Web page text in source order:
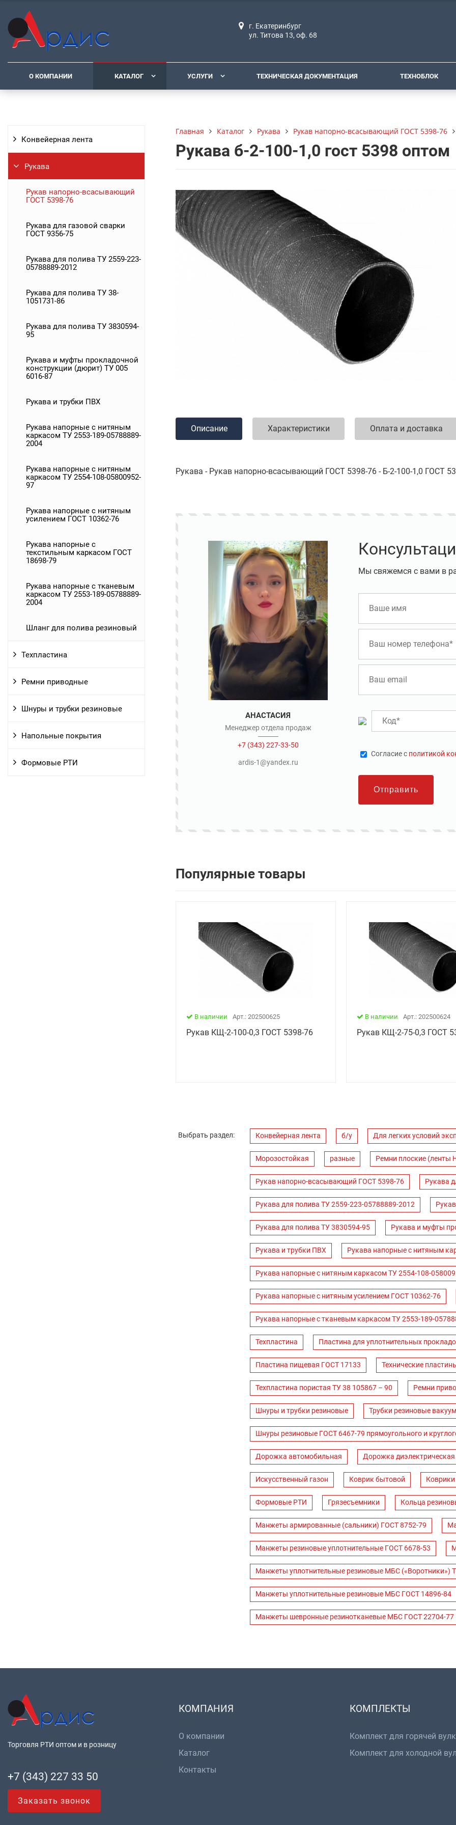
г. Екатеринбург
ул. Титова 13, оф. 68
О КОМПАНИИ КАТАЛОГ УСЛУГИ ТЕХНИЧЕСКАЯ ДОКУМЕНТАЦИЯ ТЕХНОБЛОК
Конвейерная лента
Рукава
Рукав напорно-всасывающий
ГОСТ 5398-76
Рукава для газовой сварки
ГОСТ 9356-75
Рукава для полива ТУ 2559-223-
05788889-2012
Рукава для полива ТУ 38-
1051731-86
Рукава для полива ТУ 3830594-
95
Рукава и муфты прокладочной
конструкции (дюрит) ТУ 005
6016-87
Рукава и трубки ПВХ
Рукава напорные с нитяным
каркасом ТУ 2553-189-05788889-
2004
Рукава напорные с нитяным
каркасом ТУ 2554-108-05800952-
97
Рукава напорные с нитяным
усилением ГОСТ 10362-76
Рукава напорные с
текстильным каркасом ГОСТ
18698-79
Рукава напорные с тканевым
каркасом ТУ 2553-189-05788889-
2004
Шланг для полива резиновый
Техпластина
Ремни приводные
Шнуры и трубки резиновые
Напольные покрытия
Формовые РТИ
Главная Каталог Рукава Рукав напорно-всасывающий ГОСТ 5398-76
Рукава б-2-100-1,0 гост 5398 оптом
Описание Характеристики Оплата и доставка
Рукава - Рукав напорно-всасывающий ГОСТ 5398-76 - Б-2-100-1,0 ГОСТ
АНАСТАСИЯ
Менеджер отдела продаж
+7 (343) 227-33-50
ardis-1@yandex.ru
Мы свяжемся с вами в
Cогласие с политикой
Отправить
Популярные товары
В наличии Арт.: 202500625
Рукав КЩ-2-100-0,3 ГОСТ 5398-76
В наличии Арт.: 202500624
Рукав КЩ-2-75-0,3 ГОСТ
Выбрать раздел: Конвейерная лента б/у Для легких условий
Морозостойкая разные Ремни плоские (ленты
Рукав напорно-всасывающий ГОСТ 5398-76 Рукава
Рукава для полива ТУ 2559-223-05788889-2012
Рукава для полива ТУ 3830594-95 Рукава и муфты
Рукава и трубки ПВХ Рукава напорные с нитяным
Рукава напорные с нитяным каркасом ТУ 2554-108-
Рукава напорные с нитяным усилением ГОСТ 10362-76
Рукава напорные с тканевым каркасом ТУ 2553-189-
Техпластина Пластина для уплотнительных
Пластина пищевая ГОСТ 17133 Технические
Техпластина пористая ТУ 38 105867 – 90 Ремни
Шнуры и трубки резиновые Трубки резиновые
Шнуры резиновые ГОСТ 6467-79 прямоугольного и
Дорожка автомобильная Дорожка диэлектрическая
Искусственный газон Коврик бытовой Коврики
Формовые РТИ Грязесъемники Кольца
Манжеты армированные (сальники) ГОСТ 8752-79
Манжеты резиновые уплотнительные ГОСТ 6678-53
Манжеты уплотнительные резиновые МБС («Воротники»)
Манжеты уплотнительные резиновые МБС ГОСТ 14896-84
Манжеты шевронные резинотканевые МБС ГОСТ 22704-77
Торговля РТИ оптом и в розницу
+7 (343) 227 33 50
Заказать звонок
КОМПАНИЯ
О компании
Каталог
Контакты
КОМПЛЕКТЫ
Комплект для горячей
Комплект для холодной